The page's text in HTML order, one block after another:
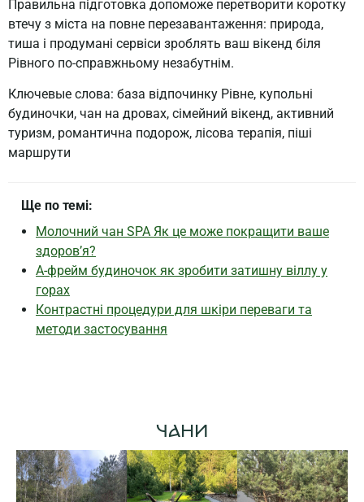
Правильна підготовка допоможе перетворити коротку
втечу з міста на повне перезавантаження: природа,
тиша і продумані сервіси зроблять ваш вікенд біля
Рівного по-справжньому незабутнім.
Ключевые слова: база відпочинку Рівне, купольні
будиночки, чан на дровах, сімейний вікенд, активний
туризм, романтична подорож, лісова терапія, піші
маршрути
Ще по темі:
Молочний чан SPA Як це може покращити ваше
здоров’я?
А-фрейм будиночок як зробити затишну віллу у
горах
Контрастні процедури для шкіри переваги та
методи застосування
ЧАНИ